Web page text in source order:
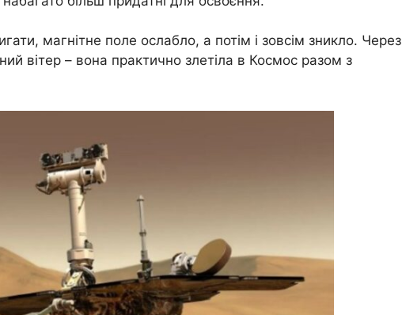
магнітне поле ослабло, а потім і зовсім зникло. Через
вітер – вона практично злетіла в Космос разом з